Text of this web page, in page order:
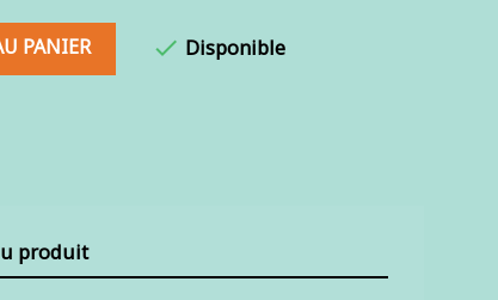
PANIER
 Disponible
produit